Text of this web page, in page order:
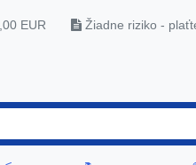
EUR Žiadne riziko -